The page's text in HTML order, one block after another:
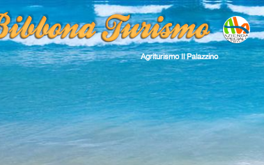
Agriturismo Il Palazzino